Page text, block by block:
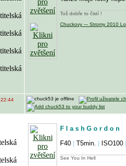
Toš dobře to čistí !
Chuckovy --- Stromy 2010
22:44
F l a s h G o r d o n
F40
T5min. ISO100
See You In Hell